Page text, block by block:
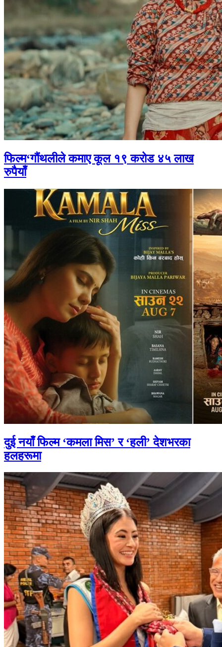
फिल्म‘गौंथलीले कमाए कूल १९ करोड ४५ लाख
रुपैयाँ
दुई नयाँ फिल्म ‘कमला मिस’ र ‘हली’ देशभरका
हलहरूमा